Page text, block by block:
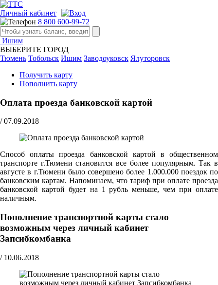
Личный кабинет
8 800 600-99-72
Ишим
ВЫБЕРИТЕ ГОРОД
Тюмень Тобольск Ишим Заводоуковск Ялуторовск
Получить карту
Пополнить карту
Оплата проезда банковской картой
/ 07.09.2018
Способ оплаты проезда банковской картой в общественном
транспорте г.Тюмени становится все более популярным. Так в
августе в г.Тюмени было совершено более 1.000.000 поездок по
банковским картам. Напоминаем, что тариф при оплате проезда
банковской картой будет на 1 рубль меньше, чем при оплате
наличным.
Пополнение транспортной карты стало
возможным через личный кабинет
Запсибкомбанка
/ 10.06.2018